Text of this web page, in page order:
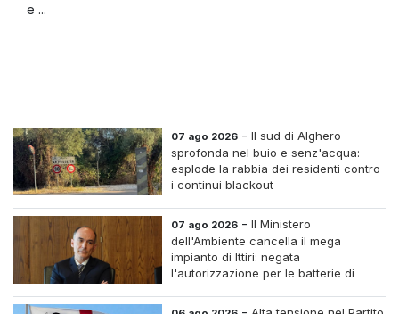
e ...
07 ago 2026 -Il sud di Alghero
sprofonda nel buio e senz'acqua:
esplode la rabbia dei residenti contro
i continui blackout
07 ago 2026 -Il Ministero
dell'Ambiente cancella il mega
impianto di Ittiri: negata
l'autorizzazione per le batterie di